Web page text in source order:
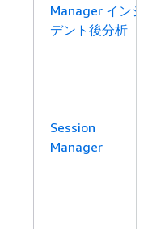
Manager インシ
デント後分析
Session
Manager